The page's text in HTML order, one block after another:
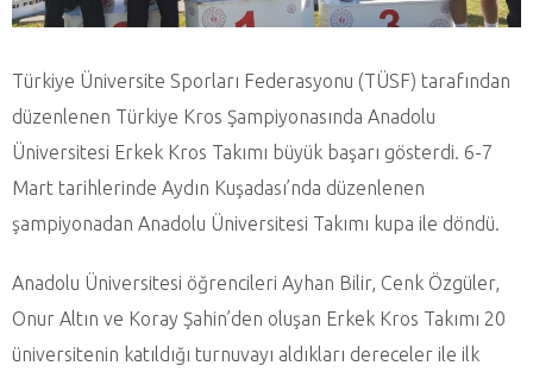
Türkiye Üniversite Sporları Federasyonu (TÜSF) tarafından
düzenlenen Türkiye Kros Şampiyonasında Anadolu
Üniversitesi Erkek Kros Takımı büyük başarı gösterdi. 6-7
Mart tarihlerinde Aydın Kuşadası’nda düzenlenen
şampiyonadan Anadolu Üniversitesi Takımı kupa ile döndü.
Anadolu Üniversitesi öğrencileri Ayhan Bilir, Cenk Özgüler,
Onur Altın ve Koray Şahin’den oluşan Erkek Kros Takımı 20
üniversitenin katıldığı turnuvayı aldıkları dereceler ile ilk